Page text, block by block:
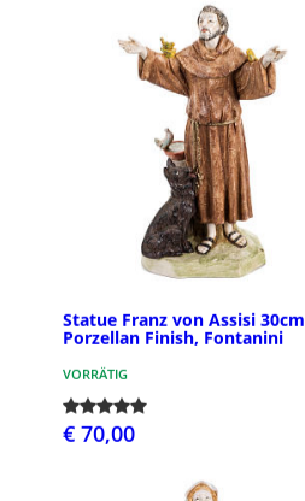
Statue Franz von Assisi 30cm
Porzellan Finish, Fontanini
VORRÄTIG
€ 70,00